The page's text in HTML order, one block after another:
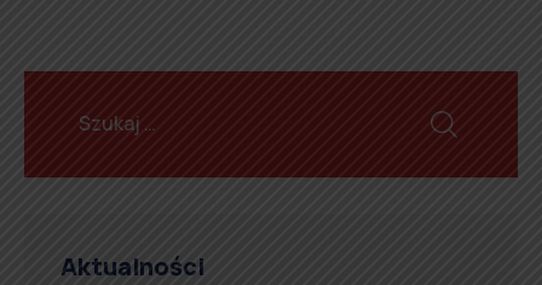
Aktualności